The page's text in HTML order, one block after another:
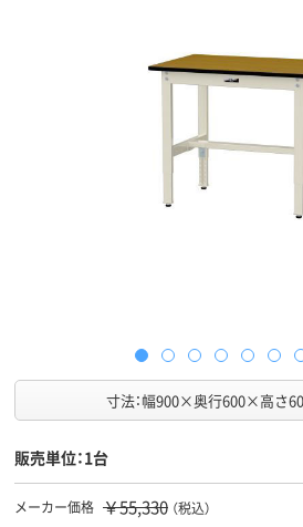
寸法：幅900×奥行600×高さ
販売単位：1台
メーカー価格 ￥55,330 （税込）